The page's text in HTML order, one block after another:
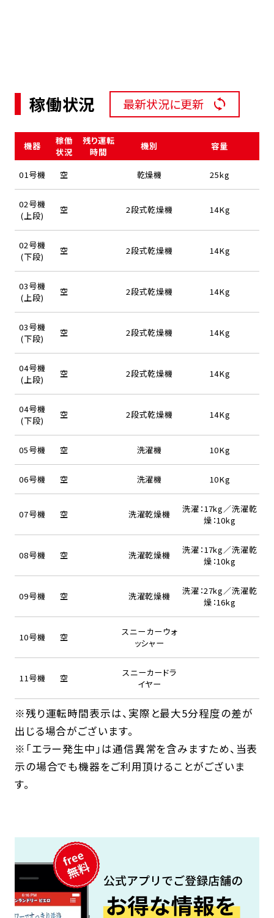
稼働状況 最新状況に更新
機器
稼働
状況
残り運転
時間
機別 容量
01号機 空 乾燥機 25kg
02号機
(上段)
空 2段式乾燥機 14Kg
02号機
(下段)
空 2段式乾燥機 14Kg
03号機
(上段)
空 2段式乾燥機 14Kg
03号機
(下段)
空 2段式乾燥機 14Kg
04号機
(上段)
空 2段式乾燥機 14Kg
04号機
(下段)
空 2段式乾燥機 14Kg
05号機 空 洗濯機 10Kg
06号機 空 洗濯機 10Kg
07号機 空 洗濯乾燥機
洗濯：17kg／洗濯乾
燥：10kg
08号機 空 洗濯乾燥機
洗濯：17kg／洗濯乾
燥：10kg
09号機 空 洗濯乾燥機
洗濯：27kg／洗濯乾
燥：16kg
10号機 空
スニーカーウォ
ッシャー
11号機 空
スニーカードラ
イヤー
※残り運転時間表示は、実際と最大5分程度の差が
出じる場合がございます。
※「エラー発生中」は通信異常を含みますため、当表
示の場合でも機器をご利用頂けることがございま
す。